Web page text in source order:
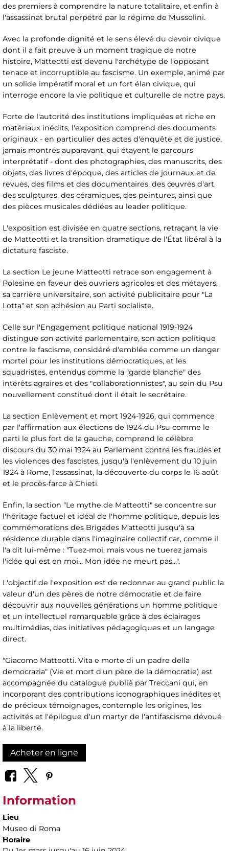
des premiers à comprendre la nature totalitaire, et enfin à
l'assassinat brutal perpétré par le régime de Mussolini.
Avec la profonde dignité et le sens élevé du devoir civique
dont il a fait preuve à un moment tragique de notre
histoire, Matteotti est devenu l'archétype de l'opposant
tenace et incorruptible au fascisme. Un exemple, animé par
un solide impératif moral et un fort élan civique, qui
interroge encore la vie politique et culturelle de notre pays.
Forte de l'autorité des institutions impliquées et riche en
matériaux inédits, l'exposition comprend des documents
originaux - en particulier des actes d'enquête et de justice,
jamais montrés auparavant, qui étayent le parcours
interprétatif - dont des photographies, des manuscrits, des
objets, des livres d'époque, des articles de journaux et de
revues, des films et des documentaires, des œuvres d'art,
des sculptures, des céramiques, des peintures, ainsi que
des pièces musicales dédiées au leader politique.
L'exposition est divisée en quatre sections, retraçant la vie
de Matteotti et la transition dramatique de l'État libéral à la
dictature fasciste.
La section Le jeune Matteotti retrace son engagement à
Polesine en faveur des ouvriers agricoles et des métayers,
sa carrière universitaire, son activité publicitaire pour "La
Lotta" et son adhésion au Parti socialiste.
Celle sur l'Engagement politique national 1919-1924
distingue son activité parlementaire, son action politique
contre le fascisme, considéré d'emblée comme un danger
mortel pour les institutions démocratiques, et les
squadristes, entendus comme la "garde blanche" des
intérêts agraires et des "collaborationnistes", au sein du Psu
nouvellement constitué dont il était le secrétaire.
La section Enlèvement et mort 1924-1926, qui commence
par l'affirmation aux élections de 1924 du Psu comme le
parti le plus fort de la gauche, comprend le célèbre
discours du 30 mai 1924 au Parlement contre les fraudes et
les violences des fascistes, jusqu'à l'enlèvement du 10 juin
1924 à Rome, l'assassinat, la découverte du corps le 16 août
et le procès-farce à Chieti.
Enfin, la section "Le mythe de Matteotti" se concentre sur
l'héritage factuel et idéal de l'homme politique, depuis les
commémorations des Brigades Matteotti jusqu'à sa
résidence durable dans l'imaginaire collectif car, comme il
l'a dit lui-même : "Tuez-moi, mais vous ne tuerez jamais
l'idée qui est en moi... Mon idée ne meurt pas...".
L'objectif de l'exposition est de redonner au grand public la
valeur d'un des pères de notre démocratie et de faire
découvrir aux nouvelles générations un homme politique
et un intellectuel remarquable grâce à des éclairages
multimédias, des initiatives pédagogiques et un langage
direct.
"Giacomo Matteotti. Vita e morte di un padre della
democrazia" (Vie et mort d'un père de la démocratie) est
accompagnée du catalogue publié par Treccani qui, en
incorporant des contributions iconographiques inédites et
de précieux témoignages, contemple les origines, les
activités et l'épilogue d'un martyr de l'antifascisme dévoué
à la liberté.
Acheter en ligne
Information
Lieu
Museo di Roma
Horaire